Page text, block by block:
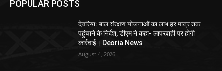
POPULAR POSTS
देवरिया: बाल संरक्षण योजनाओं का लाभ हर पात्र तक
पहुंचाने के निर्देश, डीएम ने कहा- लापरवाही पर होगी
कार्रवाई। Deoria News
August 4, 2026